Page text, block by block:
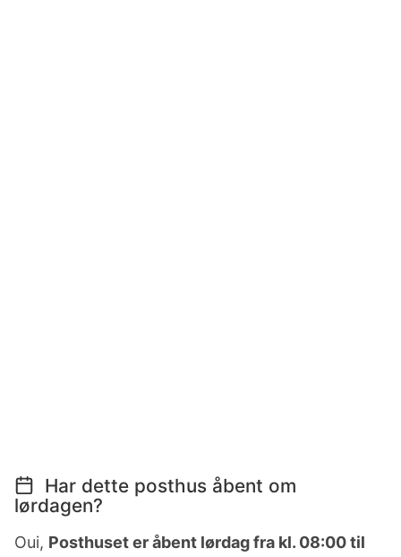
Har dette posthus åbent om
lørdagen?
Oui, Posthuset er åbent lørdag fra kl. 08:00 til